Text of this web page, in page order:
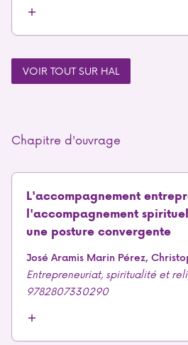
VOIR TOUT SUR HAL
Chapitre d'ouvrage
L'accompagnement
l'accompagnement
une posture convergente
José Aramis Marin Pérez,
Entrepreneuriat, spiritualité et
9782807330290